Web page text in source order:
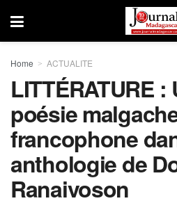
Home ACTUALITE
LITTÉRATURE
poésie
francophone
anthologie de
Ranaivoson